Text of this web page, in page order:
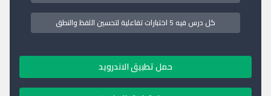
كل درس فيه 5 اختبارات تفاعلية لتحسين اللفظ والنطق
حمل تطبيق الاندرويد